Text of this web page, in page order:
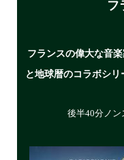
フ
フランスの偉大な音
と地球暦のコラボシリ
後半40分ノン